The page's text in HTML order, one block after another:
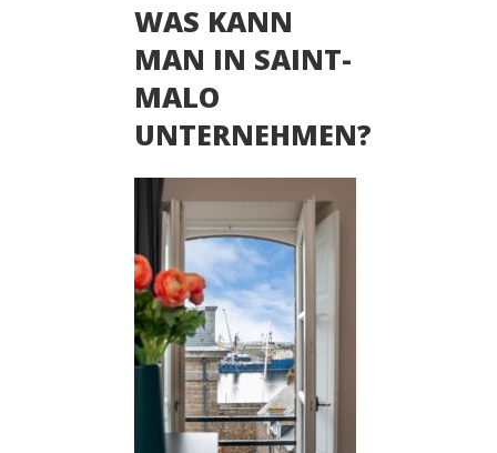
WAS KANN
MAN IN SAINT-
MALO
UNTERNEHMEN?